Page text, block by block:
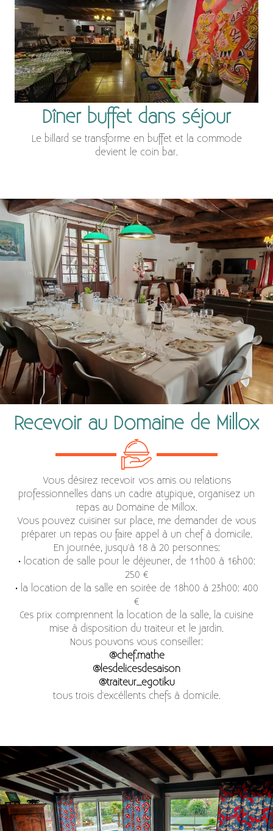
Dîner buffet dans séjour
Le billard se transforme en buffet et la commode
devient le coin bar.
Recevoir au Domaine de Millox
Vous désirez recevoir vos amis ou relations
professionnelles dans un cadre atypique, organisez un
repas au Domaine de Millox.
Vous pouvez cuisiner sur place, me demander de vous
préparer un repas ou faire appel à un chef à domicile.
En journée, jusqu'à 18 à 20 personnes:
• location de salle pour le déjeuner, de 11h00 à 16h00:
250 €
• la location de la salle en soirée de 18h00 à 23h00: 400
€
Ces prix comprennent la location de la salle, la cuisine
mise à disposition du traiteur et le jardin.
Nous pouvons vous conseiller:
@chef.mathe
@lesdelicesdesaison
@traiteur_egotiku
tous trois d'excéllents chefs à domicile.